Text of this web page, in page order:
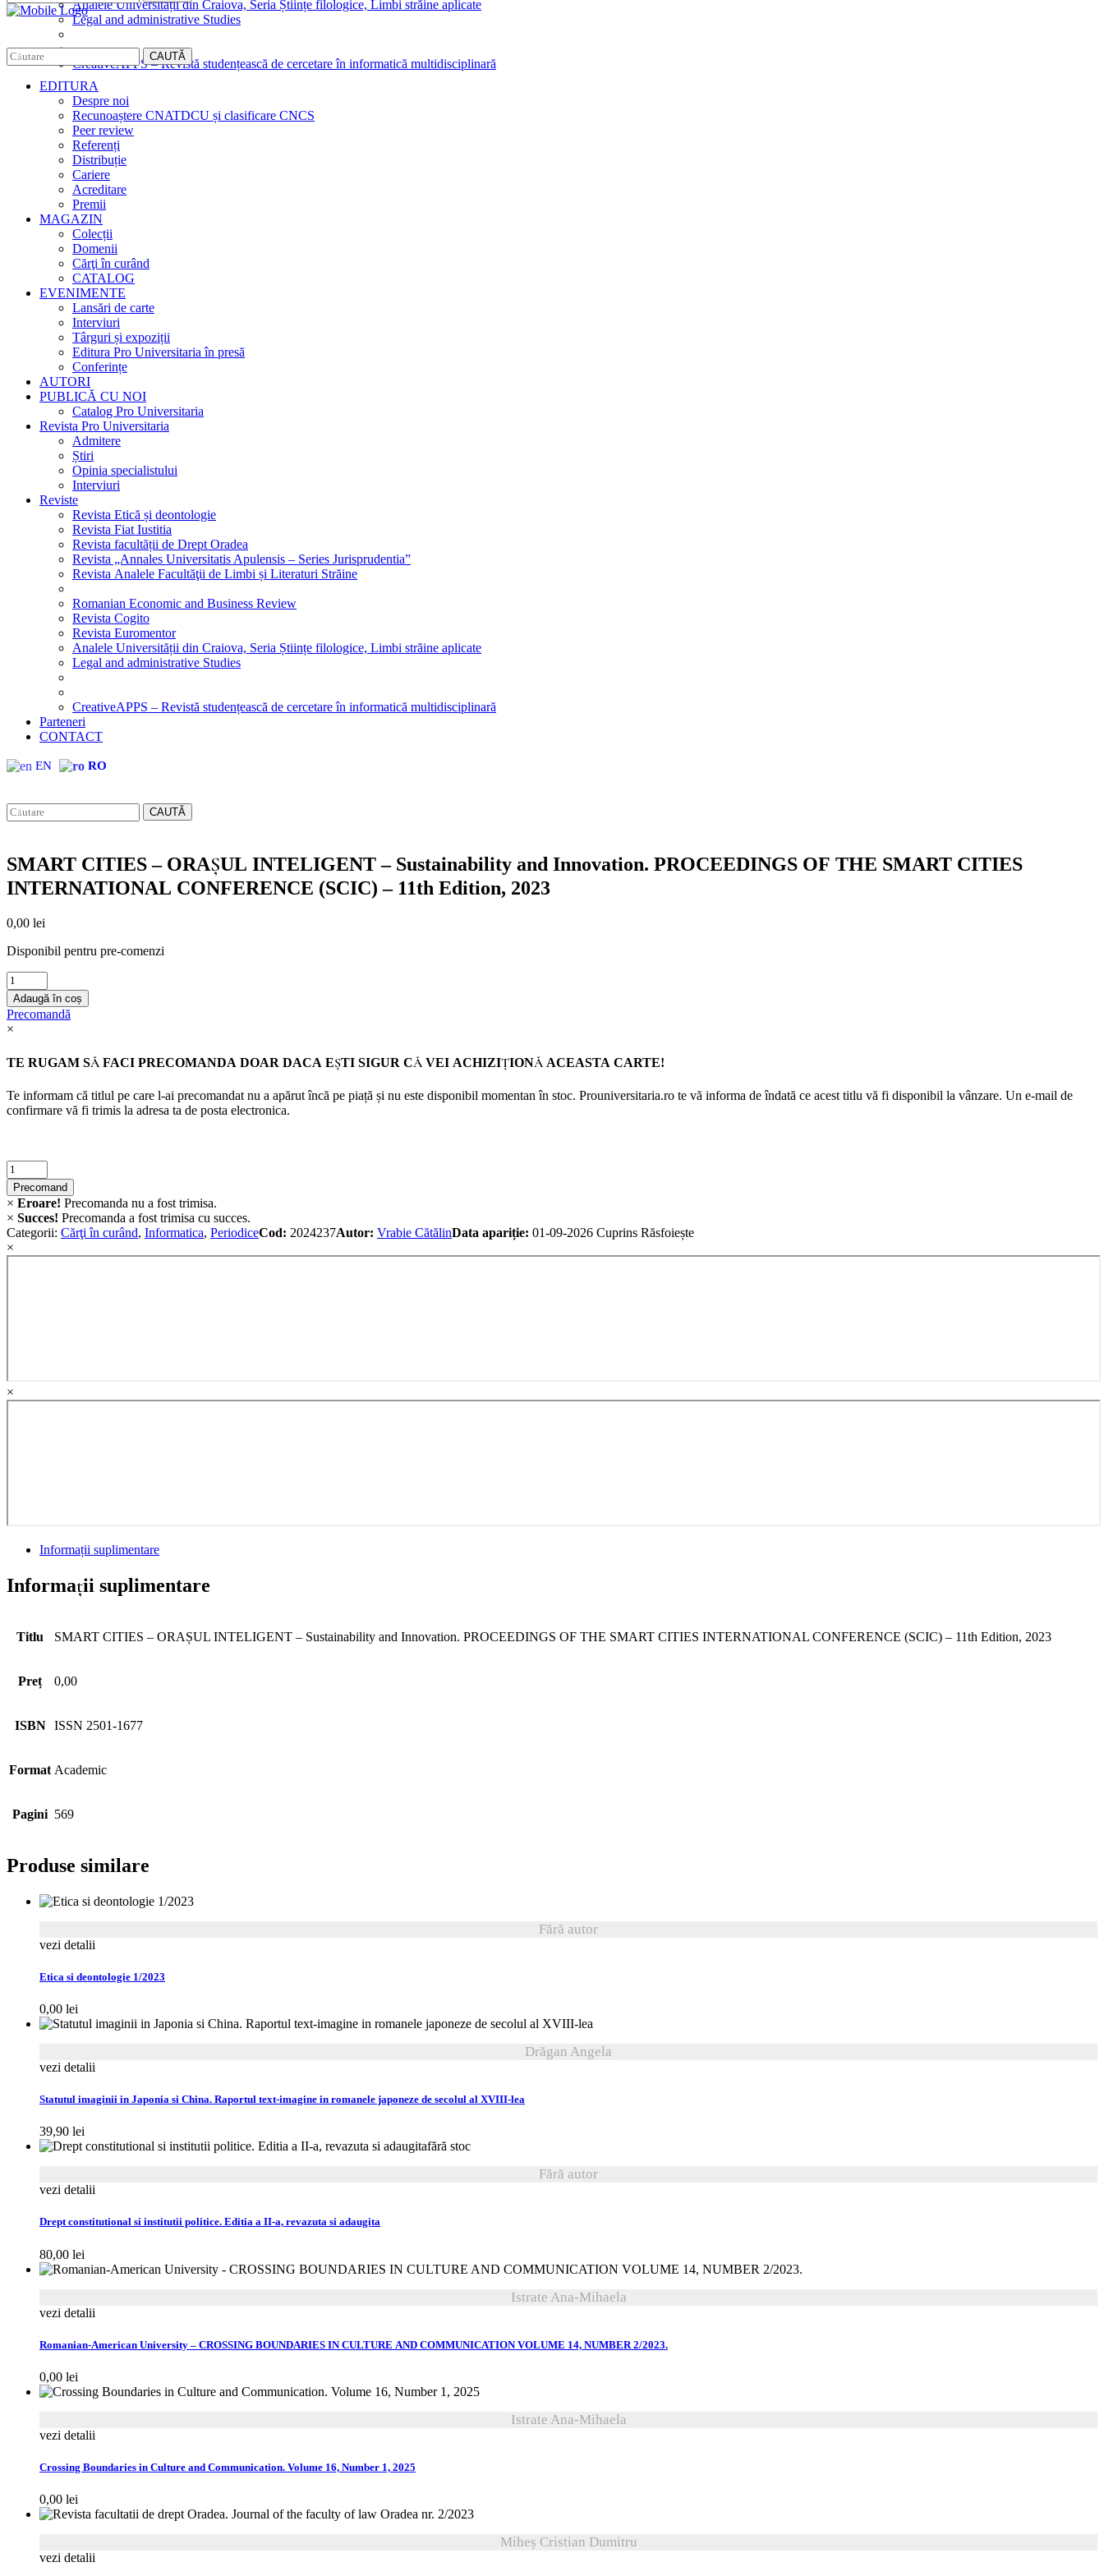
Analele Universității din Craiova, Seria Științe filologice, Limbi străine aplicate
Legal and administrative Studies
CreativeAPPS – Revistă studențească de cercetare în informatică multidisciplinară
CAUTĂ
EDITURA
Despre noi
Recunoaștere CNATDCU și clasificare CNCS
Peer review
Referenți
Distribuție
Cariere
Acreditare
Premii
MAGAZIN
Colecții
Domenii
Cărţi în curând
CATALOG
EVENIMENTE
Lansări de carte
Interviuri
Târguri și expoziții
Editura Pro Universitaria în presă
Conferințe
AUTORI
PUBLICĂ CU NOI
Catalog Pro Universitaria
Revista Pro Universitaria
Admitere
Știri
Opinia specialistului
Interviuri
Reviste
Revista Etică și deontologie
Revista Fiat Iustitia
Revista facultății de Drept Oradea
Revista „Annales Universitatis Apulensis – Series Jurisprudentia”
Revista Analele Facultăţii de Limbi și Literaturi Străine
Romanian Economic and Business Review
Revista Cogito
Revista Euromentor
Analele Universității din Craiova, Seria Științe filologice, Limbi străine aplicate
Legal and administrative Studies
CreativeAPPS – Revistă studențească de cercetare în informatică multidisciplinară
Parteneri
CONTACT
EN RO
CAUTĂ
SMART CITIES – ORAȘUL INTELIGENT – Sustainability and Innovation. PROCEEDINGS OF THE SMART CITIES
INTERNATIONAL CONFERENCE (SCIC) – 11th Edition, 2023
0,00 lei
Disponibil pentru pre-comenzi
SMART
CITIES
-
ORAȘUL
Sustainability
Innovation.
PROCEEDINGS
CITIES
INTERNATIONAL
CONFERENCE
(SCIC)
-
11th
Edition,
Adaugă în coș
Precomandă
×
TE RUGAM SĂ FACI PRECOMANDA DOAR DACA EȘTI SIGUR CĂ VEI ACHIZIȚIONĂ ACEASTA CARTE!
Te informam că titlul pe care l-ai precomandat nu a apărut încă pe piață și nu este disponibil momentan în stoc. Prouniversitaria.ro te vă informa de îndată ce acest titlu vă fi disponibil la vânzare. Un e-mail de
confirmare vă fi trimis la adresa ta de posta electronica.
Criminalistica
quantity
Precomand
× Eroare! Precomanda nu a fost trimisa.
× Succes! Precomanda a fost trimisa cu succes.
Categorii: Cărţi în curând, Informatica, PeriodiceCod: 2024237Autor: Vrabie CătălinData apariție: 01-09-2026 Cuprins Răsfoiește
×
×
Informații suplimentare
Informații suplimentare
Titlu SMART CITIES – ORAȘUL INTELIGENT – Sustainability and Innovation. PROCEEDINGS OF THE SMART CITIES INTERNATIONAL CONFERENCE (SCIC) – 11th Edition, 2023
Preț 0,00
ISBN ISSN 2501-1677
Format Academic
Pagini 569
Produse similare
Fără autor
vezi detalii
Etica si deontologie 1/2023
0,00 lei
Drăgan Angela
vezi detalii
Statutul imaginii in Japonia si China. Raportul text-imagine in romanele japoneze de secolul al XVIII-lea
39,90 lei
fără stoc
Fără autor
vezi detalii
Drept constitutional si institutii politice. Editia a II-a, revazuta si adaugita
80,00 lei
Istrate Ana-Mihaela
vezi detalii
Romanian-American University – CROSSING BOUNDARIES IN CULTURE AND COMMUNICATION VOLUME 14, NUMBER 2/2023.
0,00 lei
Istrate Ana-Mihaela
vezi detalii
Crossing Boundaries in Culture and Communication. Volume 16, Number 1, 2025
0,00 lei
Miheș Cristian Dumitru
vezi detalii